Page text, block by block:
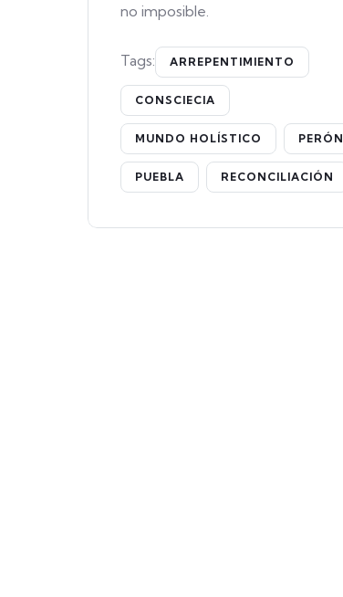
no imposible.
Tags: ARREPENTIMIENTO
CONSCIECIA
MUNDO HOLÍSTICO PERÓN
PUEBLA RECONCILIACIÓN